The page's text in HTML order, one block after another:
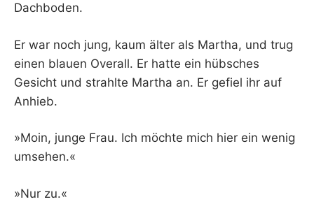
Dachboden.
Er war noch jung, kaum älter als Martha, und trug
einen blauen Overall. Er hatte ein hübsches
Gesicht und strahlte Martha an. Er gefiel ihr auf
Anhieb.
»Moin, junge Frau. Ich möchte mich hier ein wenig
umsehen.«
»Nur zu.«